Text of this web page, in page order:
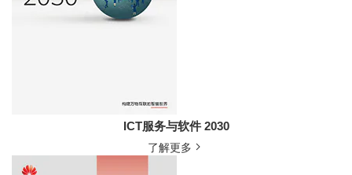
ICT服务与软件 2030
了解更多